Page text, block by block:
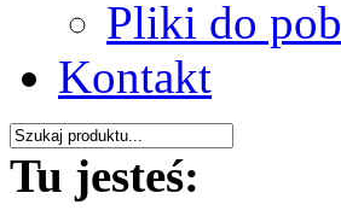
Pliki do
Kontakt
Tu jesteś: